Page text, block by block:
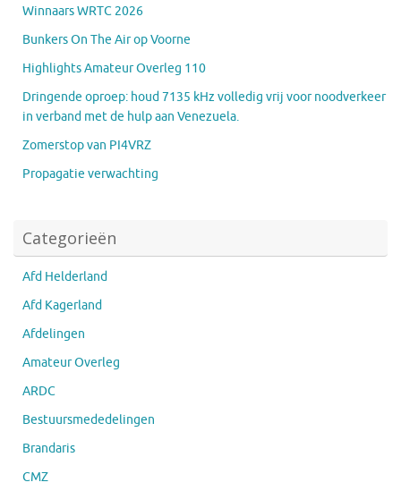
Winnaars WRTC 2026
Bunkers On The Air op Voorne
Highlights Amateur Overleg 110
Dringende oproep: houd 7135 kHz volledig vrij voor noodverkeer
in verband met de hulp aan Venezuela.
Zomerstop van PI4VRZ
Propagatie verwachting
Categorieën
Afd Helderland
Afd Kagerland
Afdelingen
Amateur Overleg
ARDC
Bestuursmededelingen
Brandaris
CMZ